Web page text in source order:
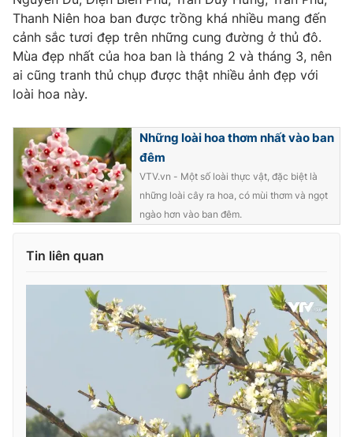
VTV9 VTV8
Liên hệ tòa soạn English
THỜI BÁO VTV
Cơ quan báo chí:Thời báo VTV
Giấy phép hoạt động báo in và báo điện tử số 483/GP-BTTTT
cấp ngày 29/12/2023
Vũ Thanh Thủy
Phó Tổng Biên tập:
Nguyễn Thị Mỹ Hạnh, Phạm Quốc Thắng,
Nguyễn Trọng Ninh
Tổng đài VTV:024.38 355 931 - 024.38 355 932
Thanh Niên hoa ban được trồng khá nhiều mang đến
cảnh sắc tươi đẹp trên những cung đường ở thủ đô.
Mùa đẹp nhất của hoa ban là tháng 2 và tháng 3, nên
ai cũng tranh thủ chụp được thật nhiều ảnh đẹp với
loài hoa này.
Những loài hoa thơm nhất vào ban
đêm
VTV.vn - Một số loài thực vật, đặc biệt là
những loài cây ra hoa, có mùi thơm và ngọt
ngào hơn vào ban đêm.
Tin liên quan